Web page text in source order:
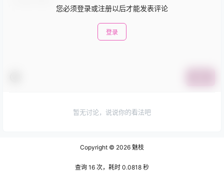
您必须登录或注册以后才能发表评论
登录
暂无讨论，说说你的看法吧
Copyright © 2026 魅枝
查询 16 次，耗时 0.0818 秒